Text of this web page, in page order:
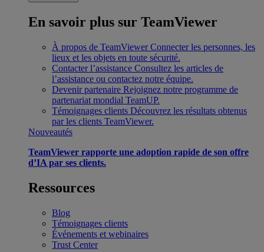
En savoir plus sur TeamViewer
À propos de TeamViewer Connecter les personnes, les
lieux et les objets en toute sécurité.
Contacter l’assistance Consultez les articles de
l’assistance ou contactez notre équipe.
Devenir partenaire Rejoignez notre programme de
partenariat mondial TeamUP.
Témoignages clients Découvrez les résultats obtenus
par les clients TeamViewer.
Nouveautés
TeamViewer rapporte une adoption rapide de son offre
d’IA par ses clients.
Ressources
Blog
Témoignages clients
Événements et webinaires
Trust Center